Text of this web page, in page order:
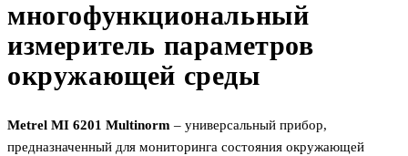
многофункциональный
измеритель параметров
окружающей среды
Metrel MI 6201 Multinorm – универсальный прибор,
предназначенный для мониторинга состояния окружающей